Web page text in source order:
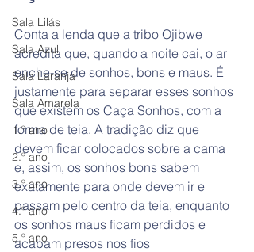
Sala Lilás
Sala Azul
Sala Laranja
Sala Amarela
1.º ano
2.º ano
3.º ano
4.º ano
5.º ano
Conta a lenda que a tribo Ojibwe
acredita que, quando a noite cai, o ar
enche-se de sonhos, bons e maus. É
justamente para separar esses sonhos
que existem os Caça Sonhos, com a
forma de teia. A tradição diz que
devem ficar colocados sobre a cama
e, assim, os sonhos bons sabem
exatamente para onde devem ir e
passam pelo centro da teia, enquanto
os sonhos maus ficam perdidos e
acabam presos nos fios